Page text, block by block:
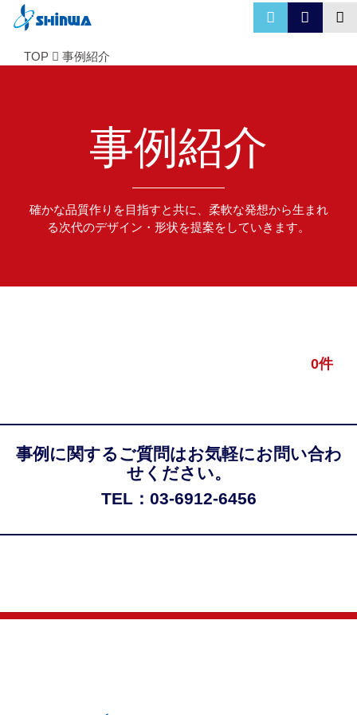
TOP 事例紹介
事例紹介
確かな品質作りを目指すと共に、柔軟な発想から生まれ
る次代のデザイン・形状を提案をしていきます。
0件
事例に関するご質問はお気軽にお問い合わ
せください。
TEL：03-6912-6456